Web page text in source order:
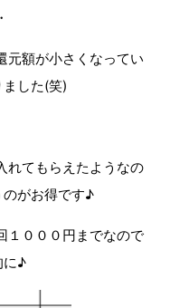
元額が小さくなってい
した(笑)
れてもらえたようなの
のがお得です♪
１０００円までなので
に♪